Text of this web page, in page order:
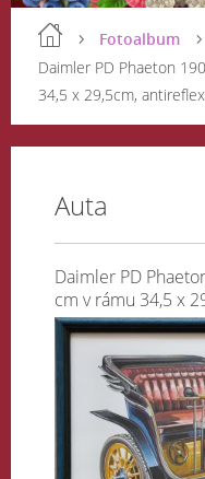
Fotoalbum
Daimler PD Phaeton
34,5 x 29,5cm,
Auta
Daimler PD
cm v rámu 34,5 x